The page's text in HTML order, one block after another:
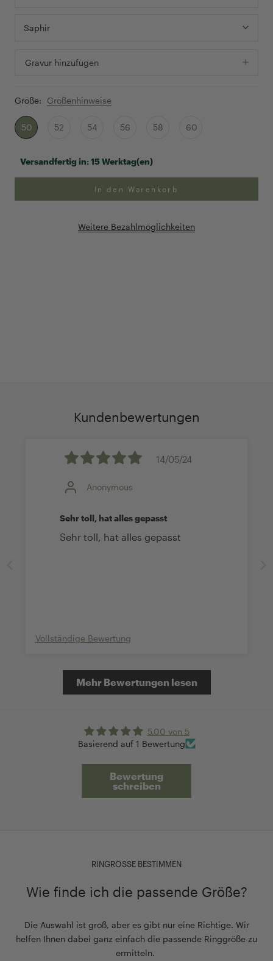
Saphir
Gravur hinzufügen
Größe: Größenhinweise
50 52 54 56 58 60
Versandfertig in:15 Werktag(en)
In den Warenkorb
Weitere Bezahlmöglichkeiten
Kundenbewertungen
14/05/24
Anonymous
Sehr toll, hat alles gepasst
Sehr toll, hat alles gepasst
Vollständige Bewertung
Mehr Bewertungen lesen
5.00 von 5
Basierend auf 1 Bewertung
Bewertung
schreiben
RINGRÖSSE BESTIMMEN
Wie finde ich die passende Größe?
Die Auswahl ist groß, aber es gibt nur eine Richtige. Wir
helfen Ihnen dabei ganz einfach die passende Ringgröße zu
ermitteln.